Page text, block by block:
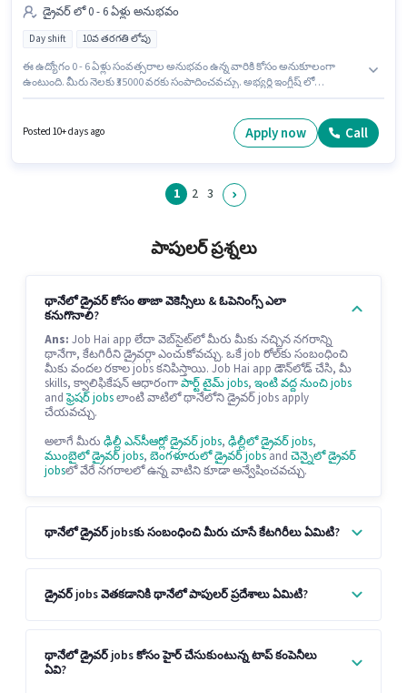
డ్రైవర్ లో 0 - 6 ఏళ్లు అనుభవం
Day shift 10వ తరగతి లోపు
ఈ ఉద్యోగం 0 - 6 ఏళ్లు సంవత్సరాల అనుభవం ఉన్న వారికి కోసం అనుకూలంగా
ఉంటుంది. మీరు నెలకు ₹35000 వరకు సంపాదించవచ్చు. అభ్యర్థి ఇంగ్లీష్ లో
ముంబై లో ఉంది. Everest Fleet డ్రైవర్ విభాగంలో క్యాబ్ డ్రైవర్ ఉద్యోగానికి
Posted 10+ days ago Apply now Call
1 2 3
పాపులర్ ప్రశ్నలు
థానేలో డ్రైవర్ కోసం తాజా వెకెన్సీలు & ఓపెనింగ్స్ ఎలా
కనుగొనాలి?
Ans: Job Hai app లేదా వెబ్‌సైట్‌లో మీరు మీకు నచ్చిన నగరాన్ని
థానేగా, కేటగిరీని డ్రైవర్గా ఎంచుకోవచ్చు. ఒకే job రోల్‌కు సంబంధించి
మీకు వందల రకాల jobs కనిపిస్తాయి. Job Hai app డౌన్‌లోడ్ చేసి, మీ
skills, క్వాలిఫికేషన్ ఆధారంగాపార్ట్ టైమ్ jobs, ఇంటి వద్ద నుంచి jobs
andఫ్రెషర్ jobsలాంటి వాటిలో థానేలోని డ్రైవర్ jobs apply
చేయవచ్చు.
అలాగే మీరు ఢిల్లీ ఎన్‌సీఆర్లో డ్రైవర్ jobs, ఢిల్లీలో డ్రైవర్ jobs,
ముంబైలో డ్రైవర్ jobs, బెంగళూరులో డ్రైవర్ jobs and చెన్నైలో డ్రైవర్
jobsలో వేరే నగరాలలో ఉన్న వాటిని కూడా అన్వేషించవచ్చు.
థానేలో డ్రైవర్ jobsకు సంబంధించి మీరు చూసే కేటగిరీలు ఏమిటి?
డ్రైవర్ jobs వెతకడానికి థానేలో పాపులర్ ప్రదేశాలు ఏమిటి?
థానేలో డ్రైవర్ jobs కోసం హైర్ చేసుకుంటున్న టాప్ కంపెనీలు
ఏవి?